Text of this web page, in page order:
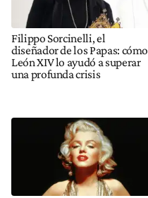
Filippo Sorcinelli, el
diseñador de los Papas: cómo
León XIV lo ayudó a superar
una profunda crisis